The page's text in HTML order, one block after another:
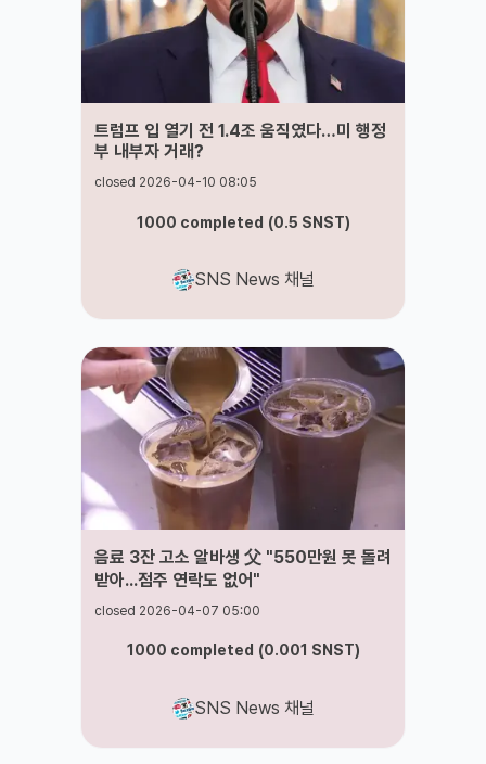
트럼프 입 열기 전 1.4조 움직였다…미 행정
부 내부자 거래?
closed 2026-04-10 08:05
1000 completed (0.5 SNST)
SNS News 채널
음료 3잔 고소 알바생 父 "550만원 못 돌려
받아...점주 연락도 없어"
closed 2026-04-07 05:00
1000 completed (0.001 SNST)
SNS News 채널